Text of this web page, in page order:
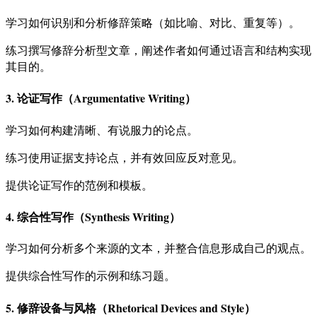
学习如何识别和分析修辞策略（如比喻、对比、重复等）。
练习撰写修辞分析型文章，阐述作者如何通过语言和结构实现
其目的。
3. 论证写作（Argumentative Writing）
学习如何构建清晰、有说服力的论点。
练习使用证据支持论点，并有效回应反对意见。
提供论证写作的范例和模板。
4. 综合性写作（Synthesis Writing）
学习如何分析多个来源的文本，并整合信息形成自己的观点。
提供综合性写作的示例和练习题。
5. 修辞设备与风格（Rhetorical Devices and Style）